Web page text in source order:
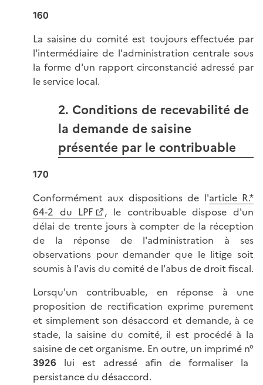
160
La saisine du comité est toujours effectuée par
l'intermédiaire de l'administration centrale sous
la forme d'un rapport circonstancié adressé par
le service local.
2. Conditions de recevabilité de
la demande de saisine
présentée par le contribuable
170
Conformément aux dispositions de l'article R.*
64-2 du LPF
, le contribuable dispose d'un
délai de trente jours à compter de la réception
de la réponse de l'administration à ses
observations pour demander que le litige soit
soumis à l'avis du comité de l'abus de droit fiscal.
Lorsqu'un contribuable, en réponse à une
proposition de rectification exprime purement
et simplement son désaccord et demande, à ce
stade, la saisine du comité, il est procédé à la
saisine de cet organisme. En outre, un imprimé n°
3926 lui est adressé afin de formaliser la
persistance du désaccord.